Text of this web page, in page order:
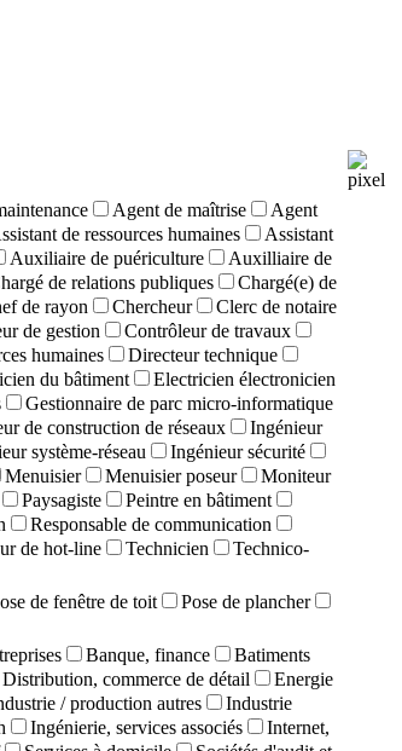
Agent de maîtrise
Agent
de ressources humaines
Assistant
Auxiliaire de puériculture
Auxilliaire de
de relations publiques
Chargé(e) de
de rayon Chercheur
Clerc de notaire
de gestion
Contrôleur de travaux
humaines
Directeur technique
du bâtiment
Electricien électronicien
Gestionnaire de parc micro-informatique
de construction de réseaux
Ingénieur
système-réseau
Ingénieur sécurité
Menuisier Menuisier poseur
Moniteur
Paysagiste
Peintre en bâtiment
Responsable de communication
de hot-line Technicien
Technico-
de fenêtre de toit
Pose de plancher
Banque, finance
Batiments
Distribution, commerce de détail
Energie
/ production autres
Industrie
Ingénierie, services associés
Internet,